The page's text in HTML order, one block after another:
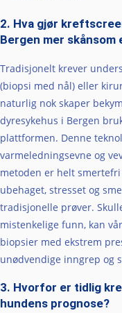
2. Hva gjør
Bergen mer
Tradisjonelt krever
(biopsi med nål) eller
naturlig nok skaper
dyresykehus i Bergen
plattformen. Denne
varmeledningsevne og
metoden er helt
ubehaget, stresset og
tradisjonelle prøver.
mistenkelige funn, kan
biopsier med ekstrem
unødvendige inngrep og
3. Hvorfor er tidlig
hundens prognose?